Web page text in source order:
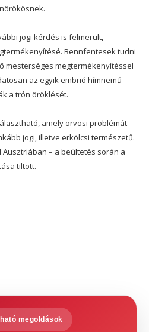
jogi kérdés is felmerült,
Bennfentesek tudni
mesterséges megtermékenyítéssel
az egyik embrió hímnemű
a trón öröklését.
amely orvosi problémát
jogi, illetve erkölcsi természetű.
– a beültetés során a
tiltott.
megoldások